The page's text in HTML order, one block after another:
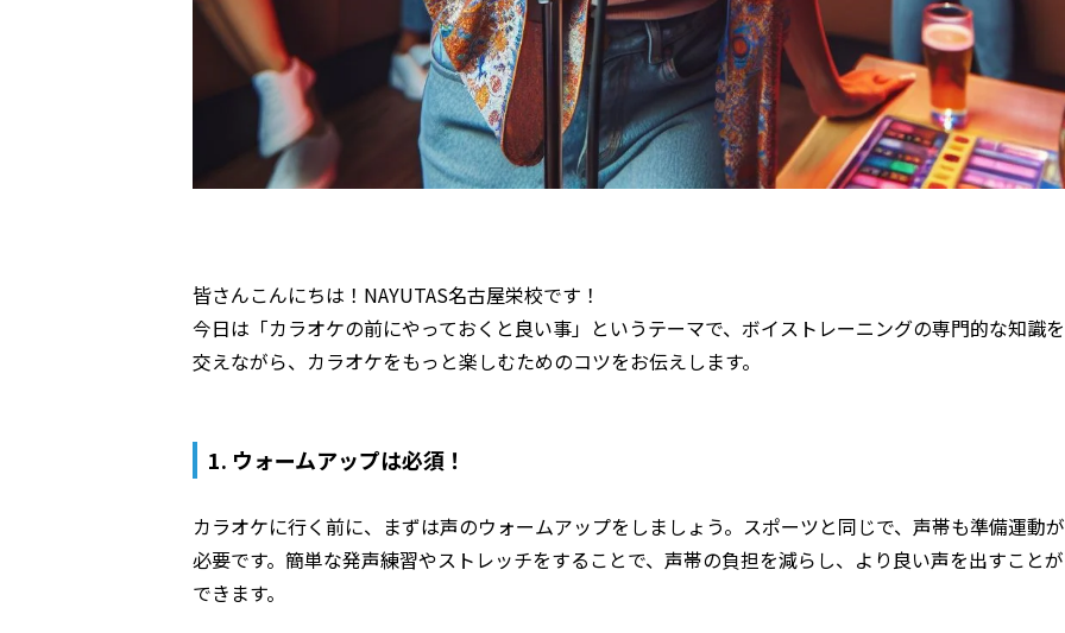
皆さんこんにちは！NAYUTAS名古屋栄校です！
今日は「カラオケの前にやっておくと良い事」というテーマで、ボイストレーニングの専門的な知識を
交えながら、カラオケをもっと楽しむためのコツをお伝えします。
1. ウォームアップは必須！
カラオケに行く前に、まずは声のウォームアップをしましょう。スポーツと同じで、声帯も準備運動が
必要です。簡単な発声練習やストレッチをすることで、声帯の負担を減らし、より良い声を出すことが
できます。